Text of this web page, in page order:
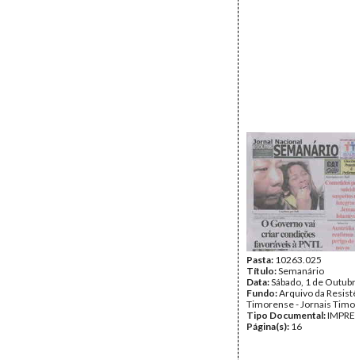
Pasta: 10263.025
Título:Semanário
Data:Sábado, 1 de
Fundo:Arquivo da
Timorense - Jornais
Tipo Documental:
Página(s): 16